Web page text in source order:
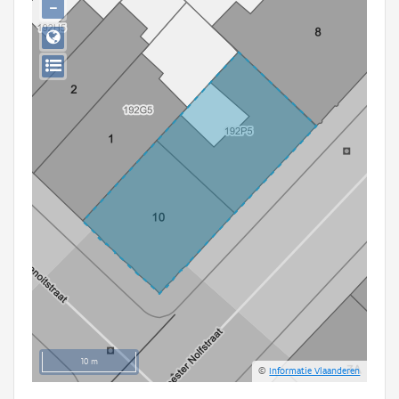
Persoon of collectief
Downloads
Hergebruik
10 m
©Informatie Vlaanderen
−